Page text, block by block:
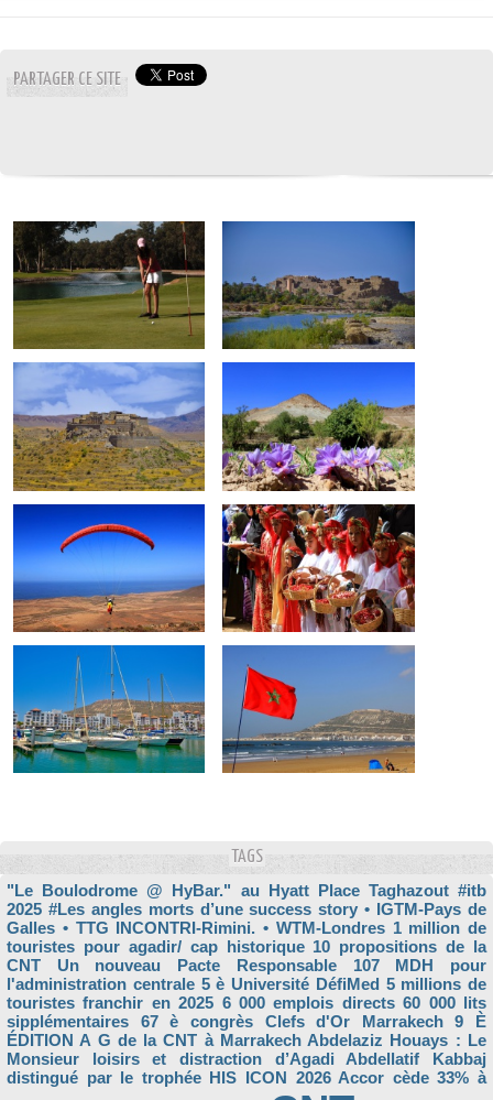
PARTAGER CE SITE
TAGS
"Le Boulodrome @ HyBar." au Hyatt Place Taghazout #itb
2025 #Les angles morts d’une success story • IGTM-Pays de
Galles • TTG INCONTRI-Rimini. • WTM-Londres 1 million de
touristes pour agadir/ cap historique 10 propositions de la
CNT Un nouveau Pacte Responsable
107 MDH pour
l'administration centrale 5 è Université DéfiMed 5 millions de
touristes franchir en 2025 6 000 emplois directs 60 000 lits
sipplémentaires
67 è congrès Clefs d'Or Marrakech
9 È
ÉDITION A G de la CNT à Marrakech Abdelaziz Houays : Le
Monsieur loisirs et distraction d’Agadi
Abdellatif Kabbaj
distingué par le trophée HIS ICON 2026 Accor cède 33% à